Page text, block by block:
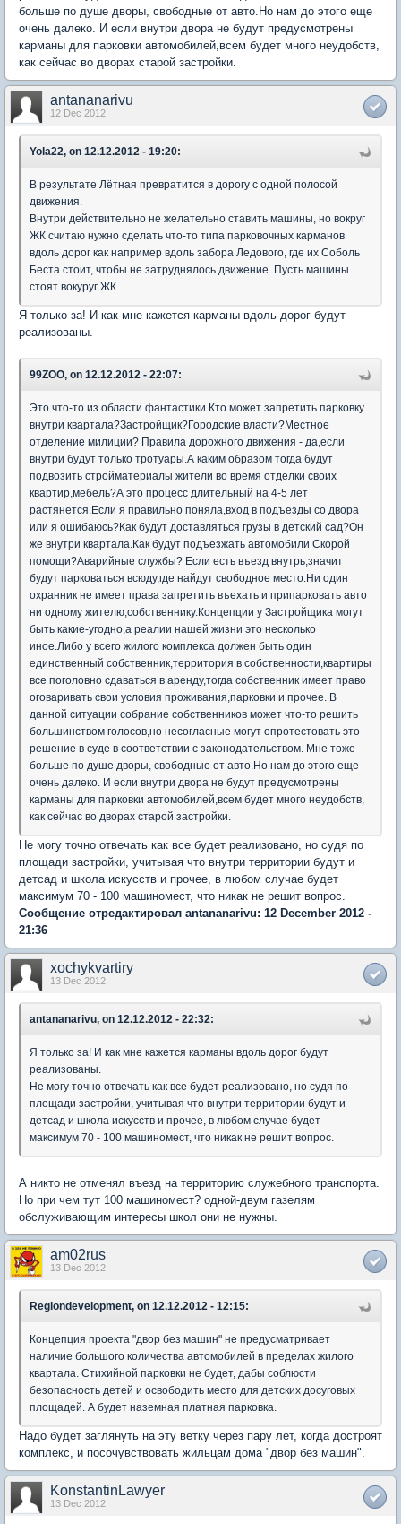
больше по душе дворы, свободные от авто.Но нам до этого еще
очень далеко. И если внутри двора не будут предусмотрены
карманы для парковки автомобилей,всем будет много неудобств,
как сейчас во дворах старой застройки.
antananarivu
12 Dec 2012
Yola22, on 12.12.2012 - 19:20:
В результате Лётная превратится в дорогу с одной полосой
движения.
Внутри действительно не желательно ставить машины, но вокруг
ЖК считаю нужно сделать что-то типа парковочных карманов
вдоль дорог как например вдоль забора Ледового, где их Соболь
Беста стоит, чтобы не затруднялось движение. Пусть машины
стоят вокуруг ЖК.
Я только за! И как мне кажется карманы вдоль дорог будут
реализованы.
99ZOO, on 12.12.2012 - 22:07:
Это что-то из области фантастики.Кто может запретить парковку
внутри квартала?Застройщик?Городские власти?Местное
отделение милиции? Правила дорожного движения - да,если
внутри будут только тротуары.А каким образом тогда будут
подвозить стройматериалы жители во время отделки своих
квартир,мебель?А это процесс длительный на 4-5 лет
растянется.Если я правильно поняла,вход в подъезды со двора
или я ошибаюсь?Как будут доставляться грузы в детский сад?Он
же внутри квартала.Как будут подъезжать автомобили Скорой
помощи?Аварийные службы? Если есть въезд внутрь,значит
будут парковаться всюду,где найдут свободное место.Ни один
охранник не имеет права запретить въехать и припарковать авто
ни одному жителю,собственнику.Концепции у Застройщика могут
быть какие-угодно,а реалии нашей жизни это несколько
иное.Либо у всего жилого комплекса должен быть один
единственный собственник,территория в собственности,квартиры
все поголовно сдаваться в аренду,тогда собственник имеет право
оговаривать свои условия проживания,парковки и прочее. В
данной ситуации собрание собственников может что-то решить
большинством голосов,но несогласные могут опротестовать это
решение в суде в соответствии с законодательством. Мне тоже
больше по душе дворы, свободные от авто.Но нам до этого еще
очень далеко. И если внутри двора не будут предусмотрены
карманы для парковки автомобилей,всем будет много неудобств,
как сейчас во дворах старой застройки.
Не могу точно отвечать как все будет реализовано, но судя по
площади застройки, учитывая что внутри территории будут и
детсад и школа искусств и прочее, в любом случае будет
максимум 70 - 100 машиномест, что никак не решит вопрос.
Сообщение отредактировал antananarivu: 12 December 2012 -
21:36
xochykvartiry
13 Dec 2012
antananarivu, on 12.12.2012 - 22:32:
Я только за! И как мне кажется карманы вдоль дорог будут
реализованы.
Не могу точно отвечать как все будет реализовано, но судя по
площади застройки, учитывая что внутри территории будут и
детсад и школа искусств и прочее, в любом случае будет
максимум 70 - 100 машиномест, что никак не решит вопрос.
А никто не отменял въезд на территорию служебного транспорта.
Но при чем тут 100 машиномест? одной-двум газелям
обслуживающим интересы школ они не нужны.
am02rus
13 Dec 2012
Regiondevelopment, on 12.12.2012 - 12:15:
Концепция проекта "двор без машин" не предусматривает
наличие большого количества автомобилей в пределах жилого
квартала. Стихийной парковки не будет, дабы соблюсти
безопасность детей и освободить место для детских досуговых
площадей. А будет наземная платная парковка.
Надо будет заглянуть на эту ветку через пару лет, когда достроят
комплекс, и посочувствовать жильцам дома "двор без машин".
KonstantinLawyer
13 Dec 2012